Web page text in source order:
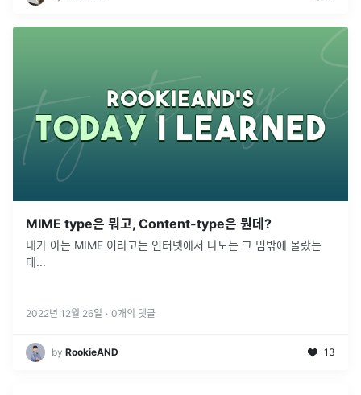
MIME type은 뭐고, Content-type은 뭔데?
내가 아는 MIME 이라고는 인터넷에서 나도는 그 밈밖에 몰랐는
데...
2022년 12월 26일 · 0개의 댓글
by RookieAND 13